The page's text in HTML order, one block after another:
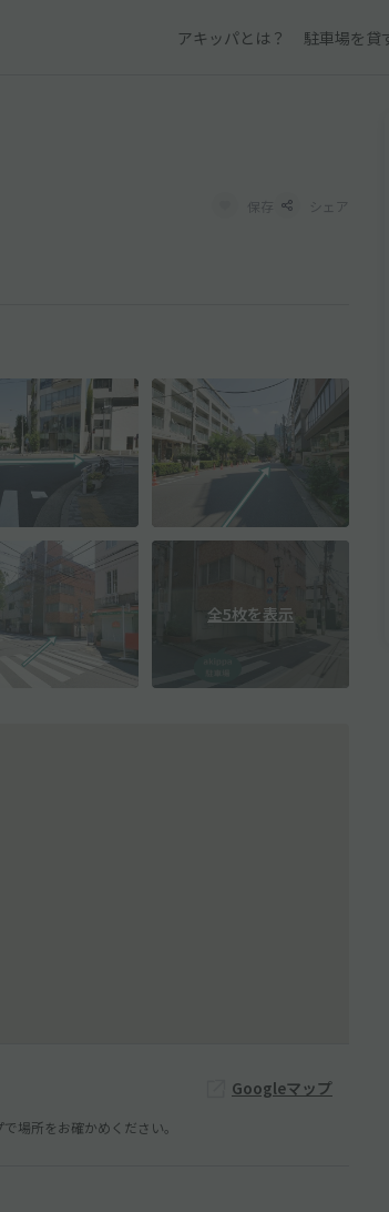
アキッパとは？ 駐車場を貸
保存 シェア
全5枚を表示
Googleマップ
場所をお確かめください。